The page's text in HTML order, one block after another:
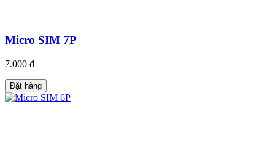
Micro SIM 7P
7.000 đ
Đặt hàng